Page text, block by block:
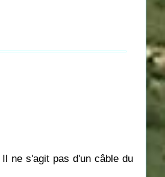
Il ne s'agit pas d'un câble du